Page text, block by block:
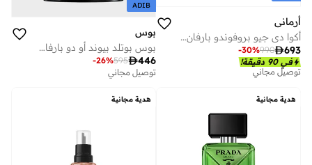
أرماني
أكوا دي جيو بروفوندو بارفان 200 مل
693
990
-30%
في 90 دقيقة!
توصيل مجاني
ADIB
بوس
بوس بوتلد بيوند أو دو بارفان 100 مل
446
595
-26%
توصيل مجاني
هدية مجانية هدية مجانية